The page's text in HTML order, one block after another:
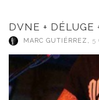
DVNE + DÉLUGE
MARC GUTIÉRREZ , 5